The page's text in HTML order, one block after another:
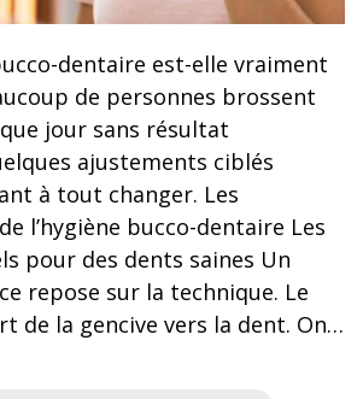
dentaire est-elle vraiment
de personnes brossent
jour sans résultat
ajustements ciblés
à tout changer. Les
l’hygiène bucco-dentaire Les
pour des dents saines Un
repose sur la technique. Le
de la gencive vers la dent. On…